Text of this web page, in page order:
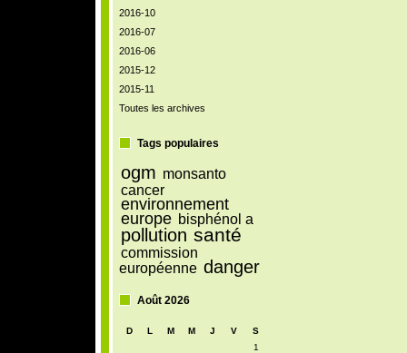
2016-10
2016-07
2016-06
2015-12
2015-11
Toutes les archives
Tags populaires
ogm monsanto
cancer
environnement
europe bisphénol a
pollution santé
commission
européenne danger
Août 2026
D L M M J V
S
1